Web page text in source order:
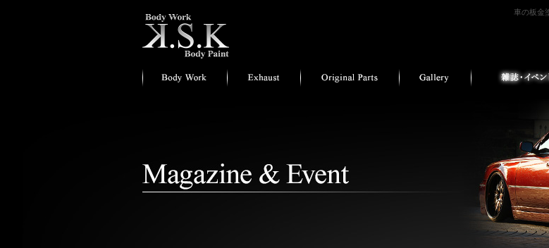
車の板金